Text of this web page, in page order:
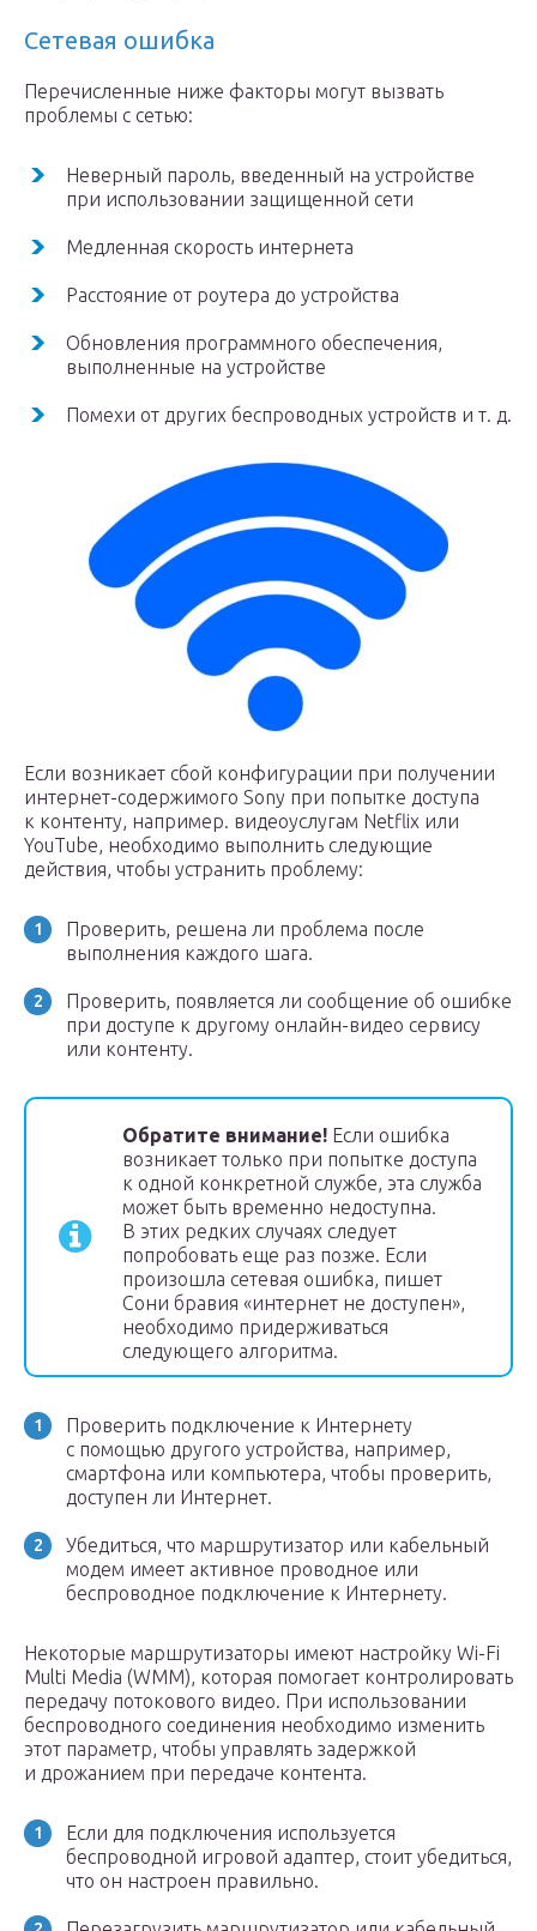
Сетевая ошибка
Перечисленные ниже факторы могут вызвать
проблемы с сетью:
Неверный пароль, введенный на устройстве
при использовании защищенной сети
Медленная скорость интернета
Расстояние от роутера до устройства
Обновления программного обеспечения,
выполненные на устройстве
Помехи от других беспроводных устройств и т. д.
Если возникает сбой конфигурации при получении
интернет-содержимого Sony при попытке доступа
к контенту, например. видеоуслугам Netflix или
YouTubе, необходимо выполнить следующие
действия, чтобы устранить проблему:
Проверить, решена ли проблема после
выполнения каждого шага.
Проверить, появляется ли сообщение об ошибке
при доступе к другому онлайн-видео сервису
или контенту.
Обратите внимание! Если ошибка
возникает только при попытке доступа
к одной конкретной службе, эта служба
может быть временно недоступна.
В этих редких случаях следует
попробовать еще раз позже. Если
произошла сетевая ошибка, пишет
Сони бравия «интернет не доступен»,
необходимо придерживаться
следующего алгоритма.
Проверить подключение к Интернету
с помощью другого устройства, например,
смартфона или компьютера, чтобы проверить,
доступен ли Интернет.
Убедиться, что маршрутизатор или кабельный
модем имеет активное проводное или
беспроводное подключение к Интернету.
Некоторые маршрутизаторы имеют настройку Wi-Fi
Multi Media (WMM), которая помогает контролировать
передачу потокового видео. При использовании
беспроводного соединения необходимо изменить
этот параметр, чтобы управлять задержкой
и дрожанием при передаче контента.
Если для подключения используется
беспроводной игровой адаптер, стоит убедиться,
что он настроен правильно.